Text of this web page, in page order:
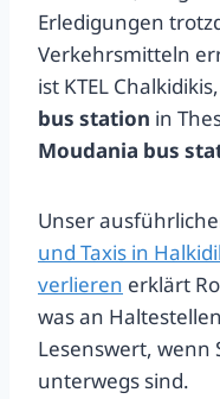
Erledigungen
Verkehrsmitteln
ist KTEL
bus station in
Moudania bus
Unser
und Taxis in
verlieren erklärt
was an
Lesenswert, wenn
unterwegs sind.